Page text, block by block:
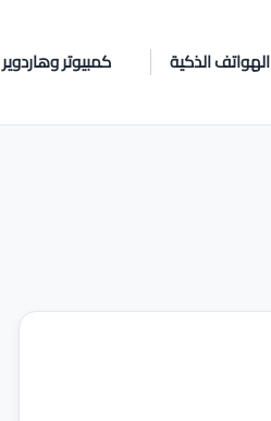
الهواتف الذكية كمبيوتر وهاردوير